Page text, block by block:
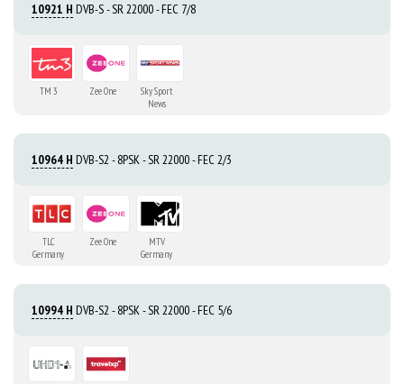
10921 H DVB-S - SR 22000 - FEC 7/8
TM 3 Zee One
Sky Sport
News
10964 H DVB-S2 - 8PSK - SR 22000 - FEC 2/3
TLC
Germany
Zee One
MTV
Germany
10994 H DVB-S2 - 8PSK - SR 22000 - FEC 5/6